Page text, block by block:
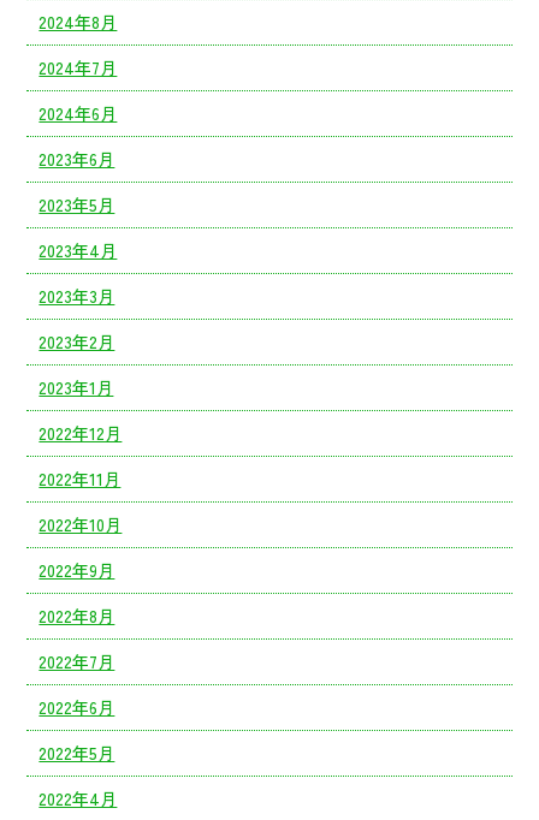
2024年8月
2024年7月
2024年6月
2023年6月
2023年5月
2023年4月
2023年3月
2023年2月
2023年1月
2022年12月
2022年11月
2022年10月
2022年9月
2022年8月
2022年7月
2022年6月
2022年5月
2022年4月